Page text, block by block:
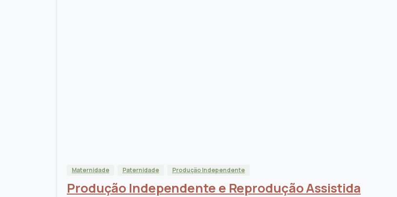
Maternidade Paternidade Produção Independente
Produção Independente e Reprodução Assistida